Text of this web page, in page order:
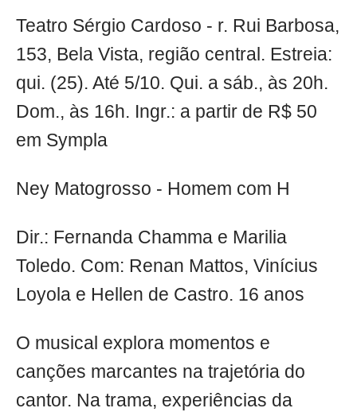
Teatro Sérgio Cardoso - r. Rui Barbosa,
153, Bela Vista, região central. Estreia:
qui. (25). Até 5/10. Qui. a sáb., às 20h.
Dom., às 16h. Ingr.: a partir de R$ 50
em Sympla
Ney Matogrosso - Homem com H
Dir.: Fernanda Chamma e Marilia
Toledo. Com: Renan Mattos, Vinícius
Loyola e Hellen de Castro. 16 anos
O musical explora momentos e
canções marcantes na trajetória do
cantor. Na trama, experiências da